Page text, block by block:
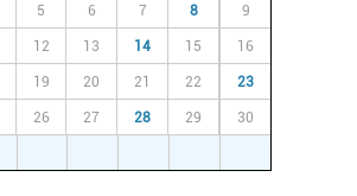
5 6 7 8 9
12 13 14 15 16
19 20 21 22 23
26 27 28 29 30